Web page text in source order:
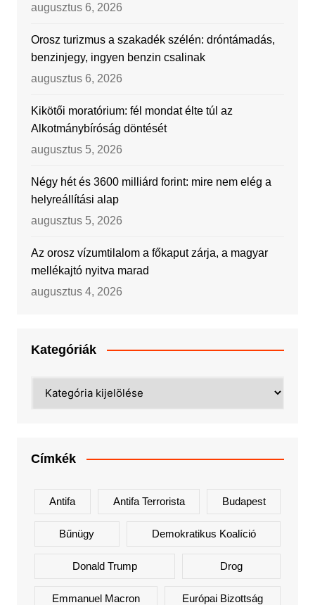
augusztus 6, 2026
Orosz turizmus a szakadék szélén: dróntámadás,
benzinjegy, ingyen benzin csalinak
augusztus 6, 2026
Kikötői moratórium: fél mondat élte túl az
Alkotmánybíróság döntését
augusztus 5, 2026
Négy hét és 3600 milliárd forint: mire nem elég a
helyreállítási alap
augusztus 5, 2026
Az orosz vízumtilalom a főkaput zárja, a magyar
mellékajtó nyitva marad
augusztus 4, 2026
Kategóriák
Címkék
Antifa Antifa Terrorista Budapest
Bűnügy Demokratikus Koalíció
Donald Trump Drog
Emmanuel Macron Európai Bizottság